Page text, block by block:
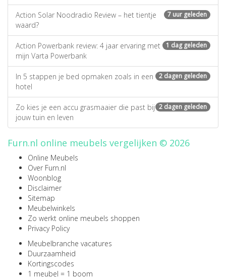
7 uur geleden
Action Solar Noodradio Review – het tientje
waard?
1 dag geleden
Action Powerbank review: 4 jaar ervaring met
mijn Varta Powerbank
2 dagen geleden
In 5 stappen je bed opmaken zoals in een
hotel
2 dagen geleden
Zo kies je een accu grasmaaier die past bij
jouw tuin en leven
Furn.nl online meubels vergelijken © 2026
Online Meubels
Over Furn.nl
Woonblog
Disclaimer
Sitemap
Meubelwinkels
Zo werkt online meubels shoppen
Privacy Policy
Meubelbranche vacatures
Duurzaamheid
Kortingscodes
1 meubel = 1 boom